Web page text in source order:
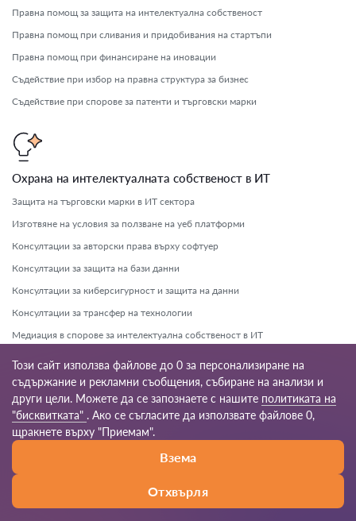
Правна помощ за защита на интелектуална собственост
Правна помощ при сливания и придобивания на стартъпи
Правна помощ при финансиране на иновации
Съдействие при избор на правна структура за бизнес
Съдействие при спорове за патенти и търговски марки
Охрана на интелектуалната собственост в ИТ
Защита на търговски марки в ИТ сектора
Изготвяне на условия за ползване на уеб платформи
Консултации за авторски права върху софтуер
Консултации за защита на бази данни
Консултации за киберсигурност и защита на данни
Консултации за трансфер на технологии
Медиация в спорове за интелектуална собственост в ИТ
Обжалване на санкции за нарушение на авторски права
Правна помощ при лицензионни договори за софтуер
Правна помощ при нарушения на дигитални права
Правна помощ при регистрация на софтуерни патенти
Съдействие при международни спорове за интелектуална собственост
Съдействие при нарушения на интелектуалната собственост
Този сайт използва файлове до 0 за персонализиране на
съдържание и рекламни съобщения, събиране на анализи и
други цели. Можете да се запознаете с нашите политиката на
"бисквитката" . Ако се съгласите да използвате файлове 0,
щракнете върху "Приемам".
Взема
Отхвърля